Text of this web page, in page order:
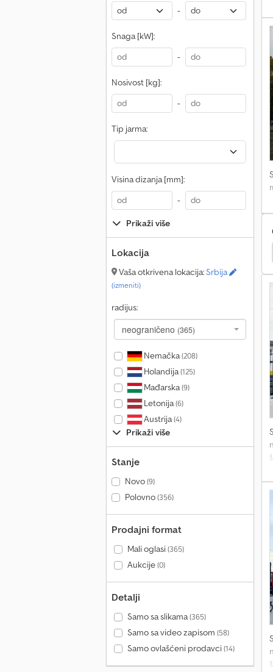
-
Snaga [kW]:
-
Nosivost [kg]:
-
Tip jarma:
Visina dizanja [mm]:
-
Prikaži više
Lokacija
Vaša otkrivena lokacija:Srbija
(izmeniti)
radijus:
neograničeno (365)
Nemačka(208)
Holandija(125)
Mađarska(9)
Letonija(6)
Austrija(4)
Prikaži više
Stanje
Novo(9)
Polovno(356)
Prodajni format
Mali oglasi(365)
Aukcije(0)
Detalji
Samo sa slikama(365)
Samo sa video zapisom (58)
Samo ovlašćeni prodavci(14)
Aichi Sp21Aj